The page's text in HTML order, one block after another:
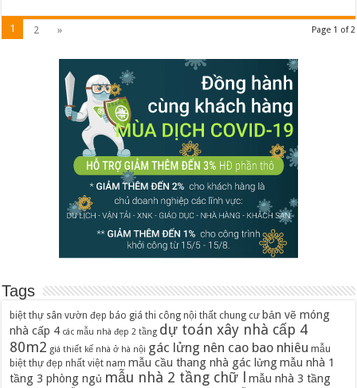
Page 1 of 2
1 2 »
Tags
biệt thự sân vườn đẹp báo giá thi công nội thất chung cư bản vẽ móng
nhà cấp 4 các mẫu nhà đẹp 2 tầng dự toán xây nhà cấp 4
80m2 giá thiết kế nhà ở hà nội gác lửng nên cao bao nhiêu mẫu
biệt thự đẹp nhất việt nam mẫu cầu thang nhà gác lửng mẫu nhà 1
tầng 3 phòng ngủ mẫu nhà 2 tầng chữ l
mẫu nhà 3 tầng